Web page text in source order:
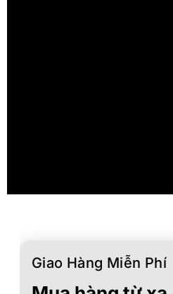
Giao Hàng Miễn Phí